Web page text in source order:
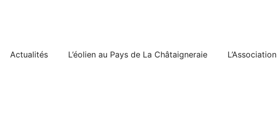
Actualités L’éolien au Pays de La Châtaigneraie L’Association